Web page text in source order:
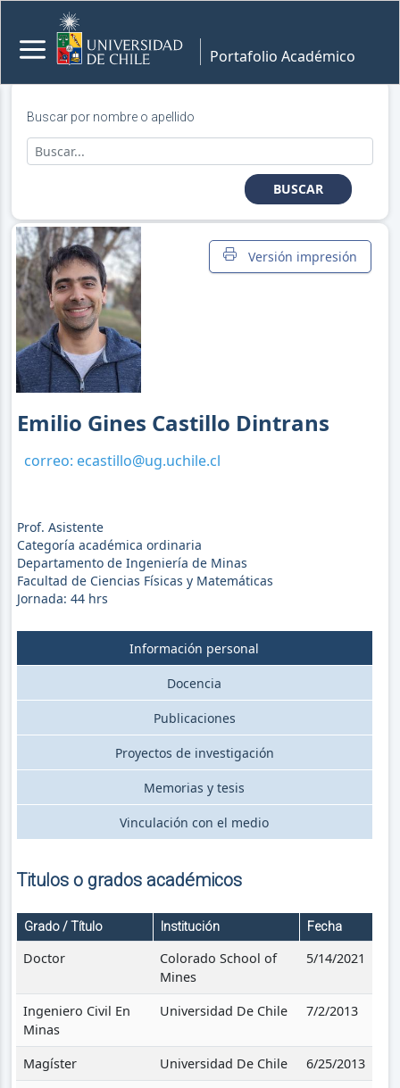
Portafolio Académico
Buscar por nombre o apellido
BUSCAR
Versión impresión
Emilio Gines Castillo Dintrans
correo: ecastillo@ug.uchile.cl
Prof. Asistente
Categoría académica ordinaria
Departamento de Ingeniería de Minas
Facultad de Ciencias Físicas y Matemáticas
Jornada: 44hrs
Información personal
Docencia
Publicaciones
Proyectos de investigación
Memorias y tesis
Vinculación con el medio
Titulos o grados académicos
Grado / Título Institución Fecha
Doctor
Colorado School of
Mines
5/14/2021
Ingeniero Civil En
Minas
Universidad De Chile 7/2/2013
Magíster Universidad De Chile
6/25/2013